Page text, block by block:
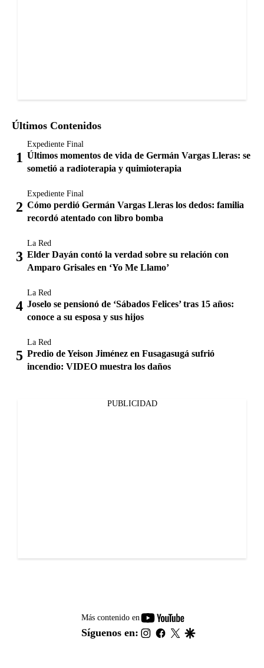
Últimos Contenidos
Expediente Final
Últimos momentos de vida de Germán Vargas Lleras: se
sometió a radioterapia y quimioterapia
Expediente Final
Cómo perdió Germán Vargas Lleras los dedos: familia
recordó atentado con libro bomba
La Red
Elder Dayán contó la verdad sobre su relación con
Amparo Grisales en ‘Yo Me Llamo’
La Red
Joselo se pensionó de ‘Sábados Felices’ tras 15 años:
conoce a su esposa y sus hijos
La Red
Predio de Yeison Jiménez en Fusagasugá sufrió
incendio: VIDEO muestra los daños
PUBLICIDAD
Más contenido en
youtube-
footer
Síguenos en: instagram
facebook
twitter